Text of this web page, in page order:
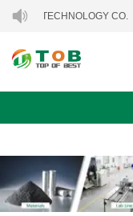
TECHNOLOGY CO., LTD..